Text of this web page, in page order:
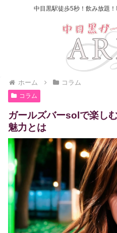
中目黒駅徒歩5秒！飲み放題
ホーム コラム
コラム
ガールズバーsolで楽し
魅力とは